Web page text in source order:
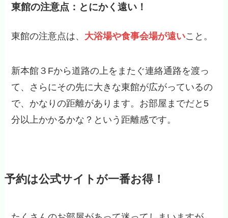
東館の注意点：とにかく遠い！
東館の注意点は、 大浴場や食事会場が遠いこと。
新本館３Fから道路の上をまたぐ連絡通路を渡っ
て、さらにその先に大きな東館が広がっているの
で、かなりの距離があります。お部屋までだと5
分以上かかるかな？という距離感です。
予約は公式サイトが一番お得！